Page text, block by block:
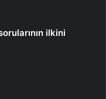
ilkini